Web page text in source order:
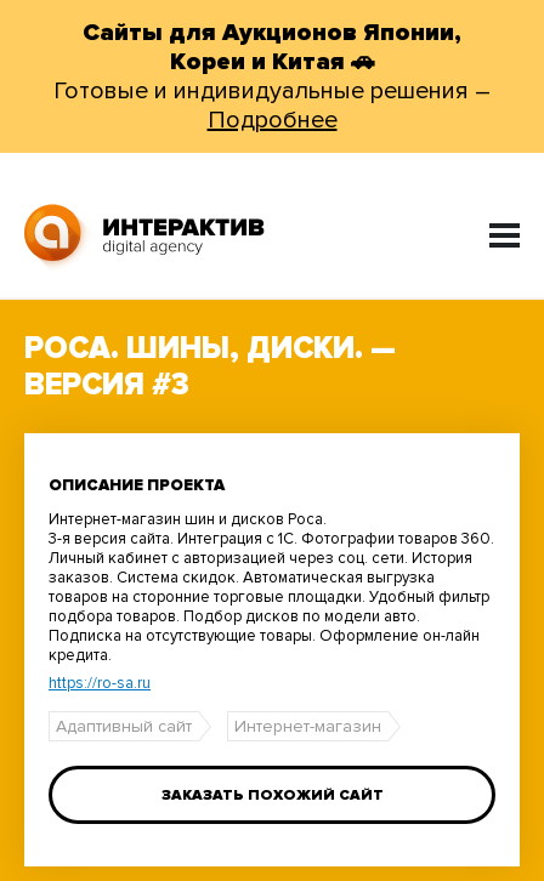
Сайты для Аукционов Японии,
Кореи и Китая 🚗
Готовые и индивидуальные решения –
Подробнее
РОСА. ШИНЫ, ДИСКИ. —
ВЕРСИЯ #3
ОПИСАНИЕ ПРОЕКТА
Интернет-магазин шин и дисков Роса.
3-я версия сайта. Интеграция с 1С. Фотографии товаров 360.
Личный кабинет с авторизацией через соц. сети. История
заказов. Система скидок. Автоматическая выгрузка
товаров на сторонние торговые площадки. Удобный фильтр
подбора товаров. Подбор дисков по модели авто.
Подписка на отсутствующие товары. Оформление он-лайн
кредита.
https://ro-sa.ru
Адаптивный сайт Интернет-магазин
ЗАКАЗАТЬ ПОХОЖИЙ САЙТ